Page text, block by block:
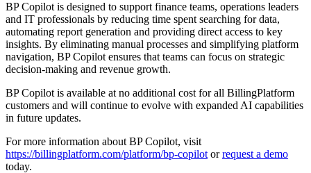
BP Copilot is designed to support finance teams, operations leaders
and IT professionals by reducing time spent searching for data,
automating report generation and providing direct access to key
insights. By eliminating manual processes and simplifying platform
navigation, BP Copilot ensures that teams can focus on strategic
decision-making and revenue growth.
BP Copilot is available at no additional cost for all BillingPlatform
customers and will continue to evolve with expanded AI capabilities
in future updates.
For more information about BP Copilot, visit
https://billingplatform.com/platform/bp-copilot orrequest a demo
today.